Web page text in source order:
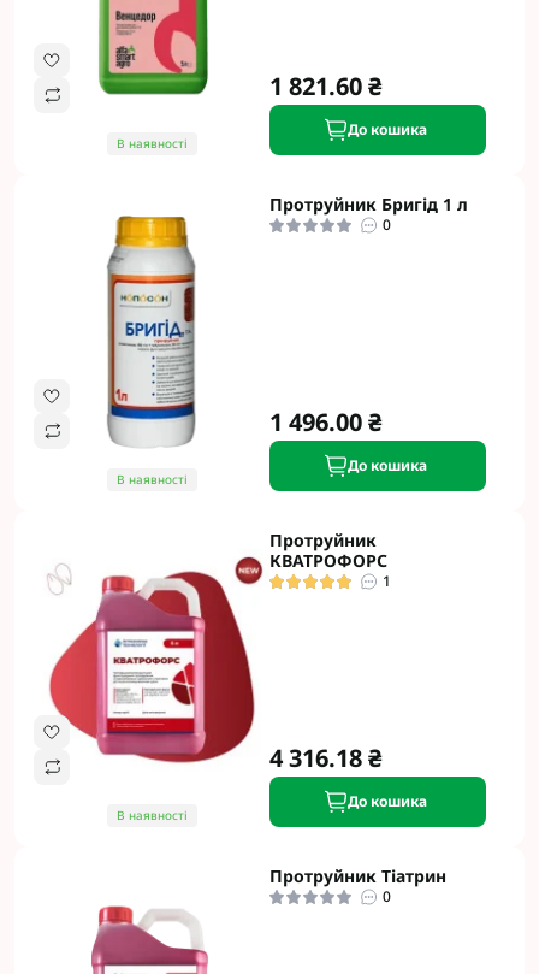
В наявності
1 821.60 ₴
До кошика
В наявності
Протруйник Бригід 1 л
0
1 496.00 ₴
До кошика
В наявності
Протруйник
КВАТРОФОРС
1
4 316.18 ₴
До кошика
Протруйник Тіатрин
0